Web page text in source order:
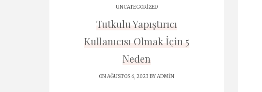
UNCATEGORIZED
Tutkulu Yapıştırıcı
Kullanıcısı Olmak İçin 5
Neden
ON AĞUSTOS 6, 2023 BYADMIN